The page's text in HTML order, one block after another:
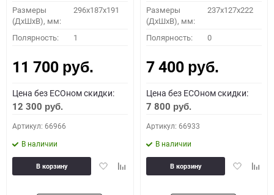
Размеры
(ДхШхВ), мм:
296х187х191
Полярность: 1
11 700 руб.
Цена без ECOном скидки:
12 300 руб.
Артикул: 66966
В наличии
ДобавитьДобавить
В корзину
Размеры
(ДхШхВ), мм:
237x127x222
Полярность: 0
7 400 руб.
Цена без ECOном скидки:
7 800 руб.
Артикул: 66933
В наличии
Добавить
В корзину